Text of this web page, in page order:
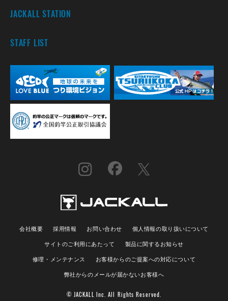
JACKALL STATION
STAFF LIST
会社概要 採用情報 お問い合わせ
個人情報の取り扱いについて
サイトのご利用にあたって
製品に関するお知らせ
修理・メンテナンス
お客様からのご提案への対応について
弊社からのメールが届かないお客様へ
© JACKALL Inc. All Rights Reserved.